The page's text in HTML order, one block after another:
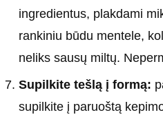
ingredientus, plakdami
rankiniu būdu mentele,
neliks sausų miltų.
Supilkite tešlą į formą:
supilkite į paruoštą